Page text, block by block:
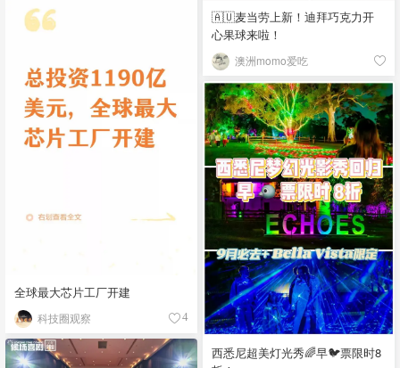
🇦🇺麦当劳上新！迪拜巧克力开
心果球来啦！
澳洲momo爱吃
全球最大芯片工厂开建
科技圈观察 4
西悉尼超美灯光秀🌈早🐦票限时8